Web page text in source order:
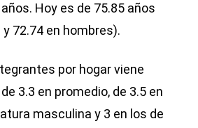
Hoy es de 75.85 años
72.74 en hombres).
por hogar viene
3.3 en promedio, de 3.5 en
masculina y 3 en los de